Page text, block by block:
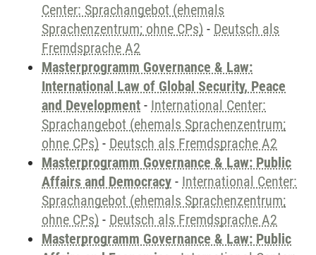
Center: Sprachangebot (ehemals
Sprachenzentrum; ohne CPs) - Deutsch als
Fremdsprache A2
Masterprogramm Governance & Law:
International Law of Global Security, Peace
and Development - International Center:
Sprachangebot (ehemals Sprachenzentrum;
ohne CPs) - Deutsch als Fremdsprache A2
Masterprogramm Governance & Law: Public
Affairs and Democracy - International Center:
Sprachangebot (ehemals Sprachenzentrum;
ohne CPs) - Deutsch als Fremdsprache A2
Masterprogramm Governance & Law: Public